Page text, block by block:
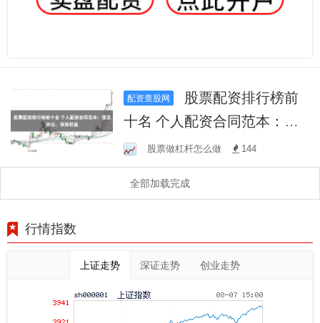
配资查股网
十名 个人配资合同范本：规
范协议，保障权益
股票做杠杆怎么做 144
全部加载完成
行情指数
上证走势 深证走势 创业走势